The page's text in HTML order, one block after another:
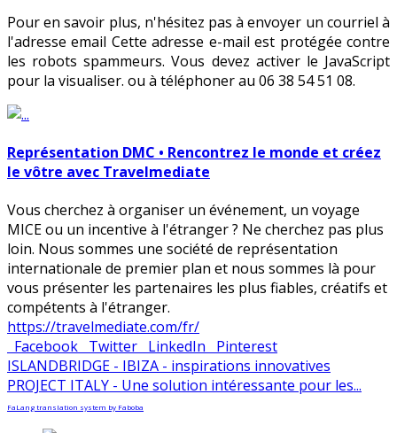
Pour en savoir plus, n'hésitez pas à envoyer un courriel à
l'adresse email Cette adresse e-mail est protégée contre
les robots spammeurs. Vous devez activer le JavaScript
pour la visualiser. ou à téléphoner au 06 38 54 51 08.
Représentation DMC • Rencontrez le monde et créez
le vôtre avec Travelmediate
Vous cherchez à organiser un événement, un voyage
MICE ou un incentive à l'étranger ? Ne cherchez pas plus
loin. Nous sommes une société de représentation
internationale de premier plan et nous sommes là pour
vous présenter les partenaires les plus fiables, créatifs et
compétents à l'étranger.
https://travelmediate.com/fr/
Facebook Twitter LinkedIn
Pinterest
ISLANDBRIDGE - IBIZA - inspirations innovatives
PROJECT ITALY - Une solution intéressante pour les...
FaLang translation system by Faboba